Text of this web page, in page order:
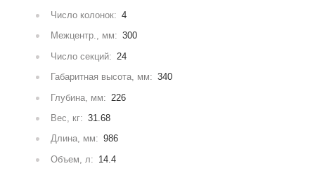
Число колонок: 4
Межцентр., мм: 300
Число секций: 24
Габаритная высота, мм: 340
Глубина, мм: 226
Вес, кг: 31.68
Длина, мм: 986
Объем, л: 14.4